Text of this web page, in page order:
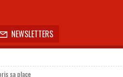
NEWSLETTERS
sa place